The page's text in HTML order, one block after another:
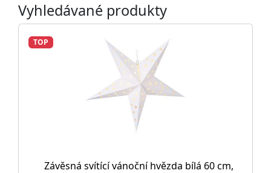
Vyhledávané produkty
TOP
Závěsná svítící vánoční hvězda bílá 60 cm,